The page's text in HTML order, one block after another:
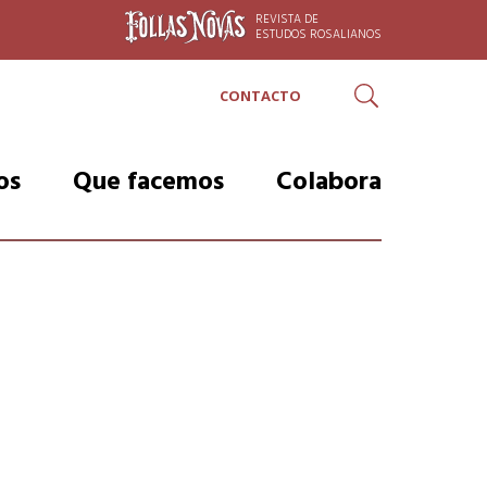
REVISTA DE
ESTUDOS ROSALIANOS
CONTACTO Buscar
Que facemos
Proxectos
Colabora
Razóns para colaborar